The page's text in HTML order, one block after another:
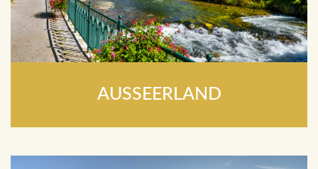
AUSSEERLAND